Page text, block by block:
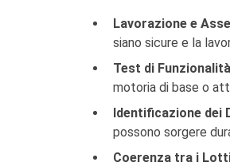
Lavorazione e
siano sicure e la
Test di
motoria di base o
Identificazione dei
possono sorgere
Coerenza tra i